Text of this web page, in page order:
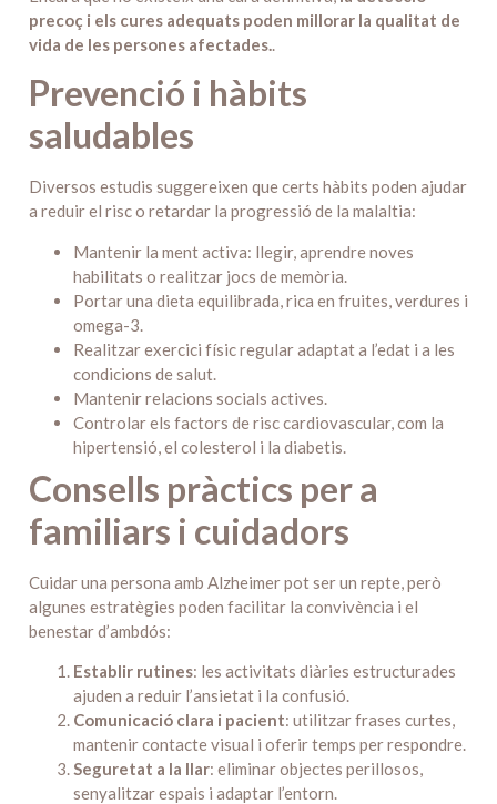
precoç i els cures adequats poden millorar la qualitat de
vida de les persones afectades..
Prevenció i hàbits
saludables
Diversos estudis suggereixen que certs hàbits poden ajudar
a reduir el risc o retardar la progressió de la malaltia:
Mantenir la ment activa: llegir, aprendre noves
habilitats o realitzar jocs de memòria.
Portar una dieta equilibrada, rica en fruites, verdures i
omega-3.
Realitzar exercici físic regular adaptat a l’edat i a les
condicions de salut.
Mantenir relacions socials actives.
Controlar els factors de risc cardiovascular, com la
hipertensió, el colesterol i la diabetis.
Consells pràctics per a
familiars i cuidadors
Cuidar una persona amb Alzheimer pot ser un repte, però
algunes estratègies poden facilitar la convivència i el
benestar d’ambdós:
Establir rutines: les activitats diàries estructurades
ajuden a reduir l’ansietat i la confusió.
Comunicació clara i pacient: utilitzar frases curtes,
mantenir contacte visual i oferir temps per respondre.
Seguretat a la llar: eliminar objectes perillosos,
senyalitzar espais i adaptar l’entorn.